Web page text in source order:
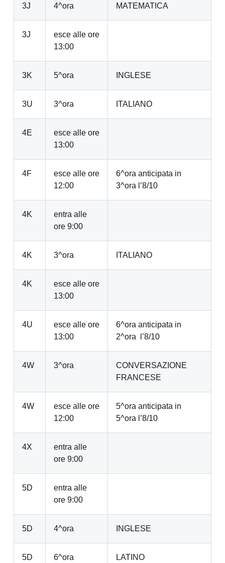
3J 4^ora MATEMATICA
3J
esce alle ore
13:00
3K 5^ora INGLESE
3U 3^ora ITALIANO
4E
esce alle ore
13:00
4F
esce alle ore
12:00
6^ora anticipata in
3^ora l’8/10
4K
entra alle
ore 9:00
4K 3^ora ITALIANO
4K
esce alle ore
13:00
4U
esce alle ore
13:00
6^ora anticipata in
2^ora l’8/10
4W 3^ora
CONVERSAZIONE
FRANCESE
4W
esce alle ore
12:00
5^ora anticipata in
5^ora l’8/10
4X
entra alle
ore 9:00
5D
entra alle
ore 9:00
5D 4^ora INGLESE
5D 6^ora LATINO